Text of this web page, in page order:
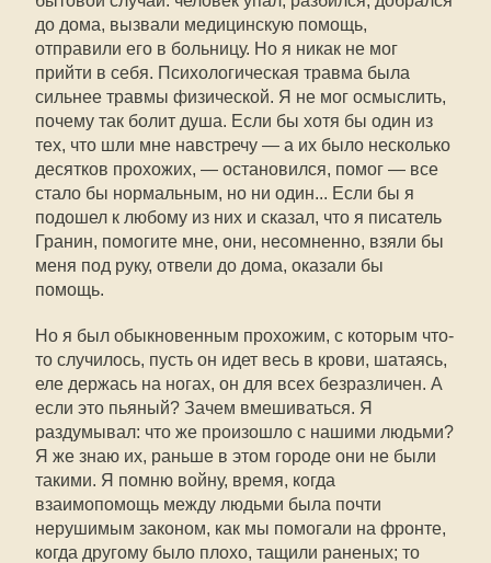
до дома, вызвали медицинскую помощь,
отправили его в больницу. Но я никак не мог
прийти в себя. Психологическая травма была
сильнее травмы физической. Я не мог осмыслить,
почему так болит душа. Если бы хотя бы один из
тех, что шли мне навстречу — а их было несколько
десятков прохожих, — остановился, помог — все
стало бы нормальным, но ни один... Если бы я
подошел к любому из них и сказал, что я писатель
Гранин, помогите мне, они, несомненно, взяли бы
меня под руку, отвели до дома, оказали бы
помощь.
Но я был обыкновенным прохожим, с которым что-
то случилось, пусть он идет весь в крови, шатаясь,
еле держась на ногах, он для всех безразличен. А
если это пьяный? Зачем вмешиваться. Я
раздумывал: что же произошло с нашими людьми?
Я же знаю их, раньше в этом городе они не были
такими. Я помню войну, время, когда
взаимопомощь между людьми была почти
нерушимым законом, как мы помогали на фронте,
когда другому было плохо, тащили раненых; то